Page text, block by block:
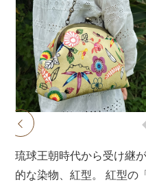
prev
琉球王朝時代から受け継
的な染物、紅型。 紅型の